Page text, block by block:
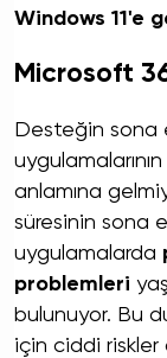
Windows 11'e
Microsoft
Desteğin sona
anlamına
süresinin sona
uygulamalarda
problemleri
bulunuyor. Bu
için ciddi riskler